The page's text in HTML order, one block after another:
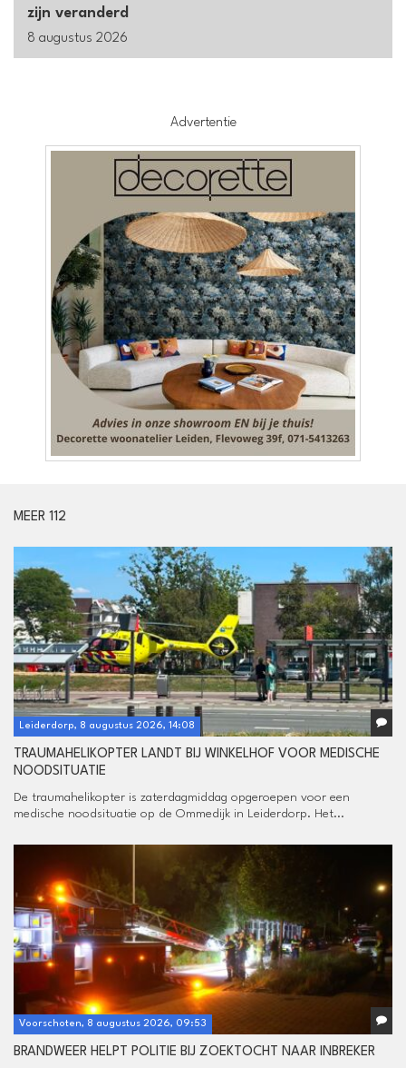
zijn veranderd
8 augustus 2026
Advertentie
MEER 112
Leiderdorp, 8 augustus 2026, 14:08
TRAUMAHELIKOPTER LANDT BIJ WINKELHOF VOOR MEDISCHE
NOODSITUATIE
De traumahelikopter is zaterdagmiddag opgeroepen voor een
medische noodsituatie op de Ommedijk in Leiderdorp. Het...
Voorschoten, 8 augustus 2026, 09:53
BRANDWEER HELPT POLITIE BIJ ZOEKTOCHT NAAR INBREKER